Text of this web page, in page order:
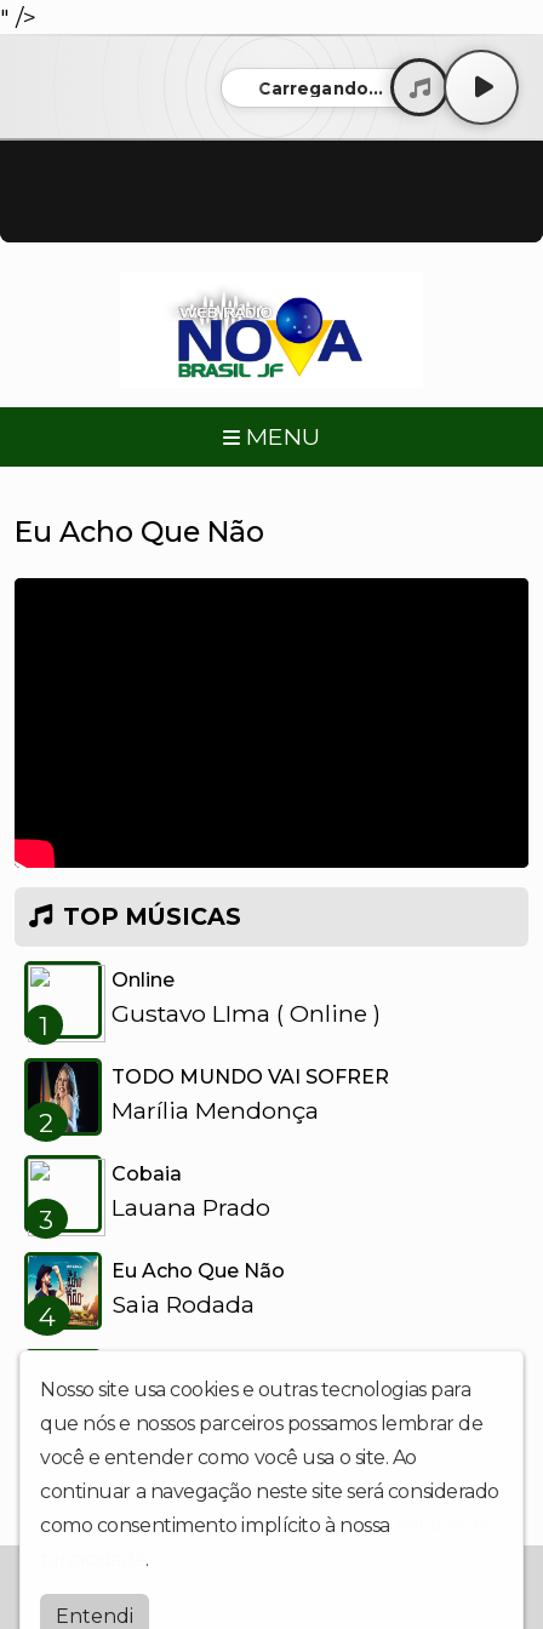
" />
Carregando...
MENU
Eu Acho Que Não
TOP MÚSICAS
1
Online
Gustavo LIma ( Online )
2
TODO MUNDO VAI SOFRER
Marília Mendonça
3
Cobaia
Lauana Prado
4
Eu Acho Que Não
Saia Rodada
5 Igor Ferraz
Nosso site usa cookies e outras tecnologias para
que nós e nossos parceiros possamos lembrar de
você e entender como você usa o site. Ao
continuar a navegação neste site será considerado
como consentimento implícito à nossa
.
Entendi